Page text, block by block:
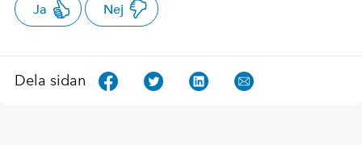
Ja Nej
Dela sidan